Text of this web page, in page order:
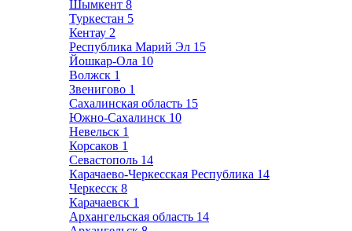
Шымкент 8
Туркестан 5
Кентау 2
Республика Марий Эл 15
Йошкар-Ола 10
Волжск 1
Звенигово 1
Сахалинская область 15
Южно-Сахалинск 10
Невельск 1
Корсаков 1
Севастополь 14
Карачаево-Черкесская Республика 14
Черкесск 8
Карачаевск 1
Архангельская область 14